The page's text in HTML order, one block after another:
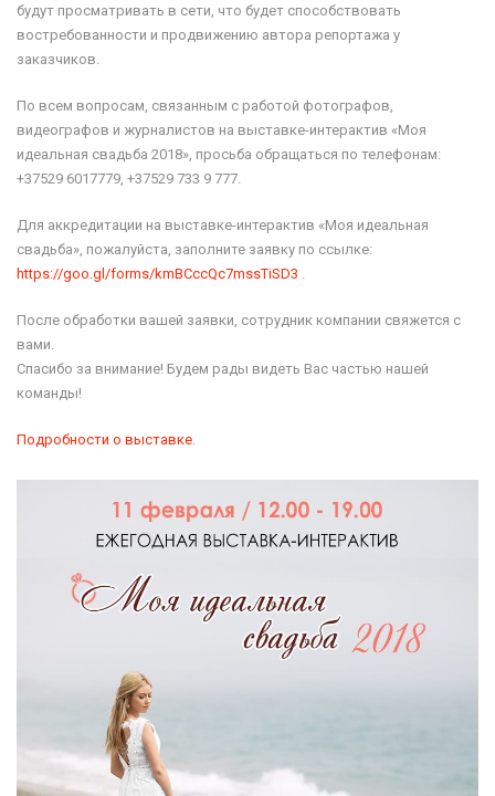
будут просматривать в сети, что будет способствовать
востребованности и продвижению автора репортажа у
заказчиков.
По всем вопросам, связанным с работой фотографов,
видеографов и журналистов на выставке-интерактив «Моя
идеальная свадьба 2018», просьба обращаться по телефонам:
+37529 6017779, +37529 733 9 777.
Для аккредитации на выставке-интерактив «Моя идеальная
свадьба», пожалуйста, заполните заявку по ссылке:
https://goo.gl/forms/kmBCccQc7mssTiSD3
После обработки вашей заявки, сотрудник компании свяжется с
вами.
Спасибо за внимание! Будем рады видеть Вас частью нашей
команды!
Подробности о выставке